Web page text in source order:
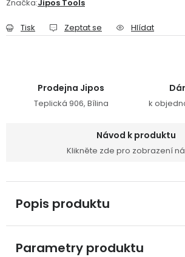
Značka:Jipos Tools
Tisk Zeptat se Hlídat
Prodejna Jipos
Teplická 906, Bílina k
Návod k produktu
Klikněte zde pro zobrazení
Popis produktu
Parametry produktu